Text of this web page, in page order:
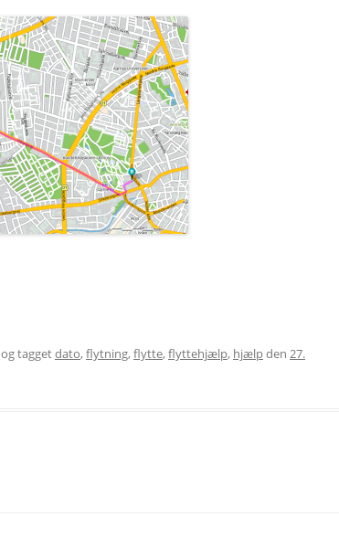
og taggetdato,flytning,flytte,flyttehjælp, hjælpden 27.